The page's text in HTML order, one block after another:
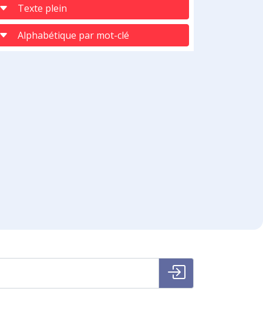
Texte plein
Alphabétique par mot-clé